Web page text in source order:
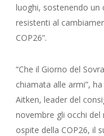
luoghi, sostenendo
resistenti al
COP26”.
“Che il Giorno del
chiamata alle armi”,
Aitken, leader del
novembre gli occhi
ospite della COP26, il